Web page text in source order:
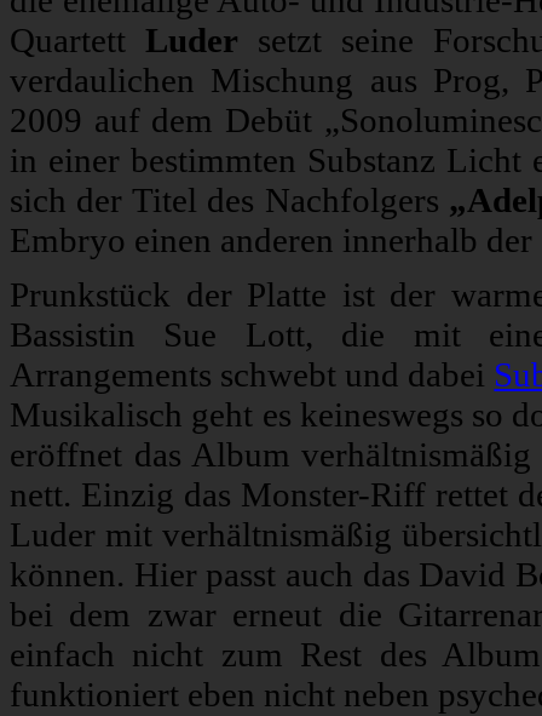
Quartett Luder setzt seine
verdaulichen Mischung aus Prog,
2009 auf dem Debüt
in einer bestimmten Substanz Licht
sich der Titel des Nachfolgers
Embryo einen anderen innerhalb
Prunkstück der Platte ist der
Bassistin Sue Lott, die mit
Arrangements schwebt und dabei
Musikalisch geht es keineswegs so
eröffnet das Album
nett. Einzig das Monster-Riff rettet
Luder mit verhältnismäßig
können. Hier passt auch das David
bei dem zwar erneut die
einfach nicht zum Rest des
funktioniert eben nicht neben